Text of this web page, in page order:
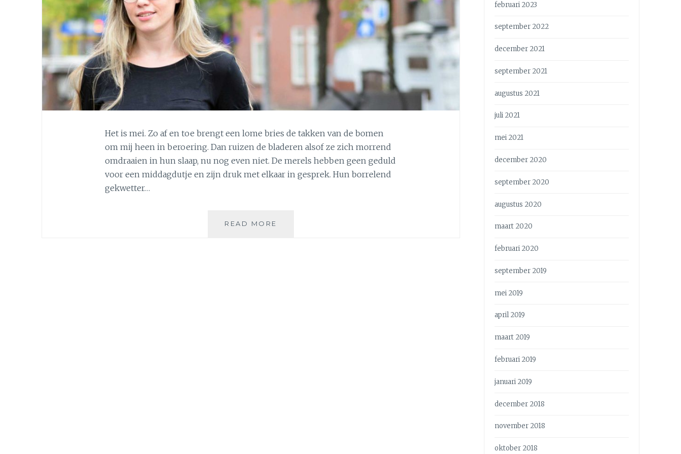
Het is mei. Zo af en toe brengt een lome bries de takken van de bomen
om mij heen in beroering. Dan ruizen de bladeren alsof ze zich morrend
omdraaien in hun slaap, nu nog even niet. De merels hebben geen geduld
voor een middagdutje en zijn druk met elkaar in gesprek. Hun borrelend
gekwetter…
READ MORE
februari 2023
september 2022
december 2021
september 2021
augustus 2021
juli 2021
mei 2021
december 2020
september 2020
augustus 2020
maart 2020
februari 2020
september 2019
mei 2019
april 2019
maart 2019
februari 2019
januari 2019
december 2018
november 2018
oktober 2018